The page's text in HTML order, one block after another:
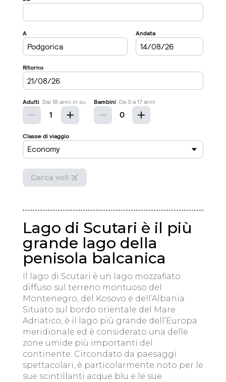
Lago di Scutari è il più
grande lago della
penisola balcanica
Il lago di Scutari è un lago mozzafiato
diffuso sul terreno montuoso del
Montenegro, del Kosovo e dell’Albania.
Situato sul bordo orientale del Mare
Adriatico, è il lago più grande dell’Europa
meridionale ed è considerato una delle
zone umide più importanti del
continente. Circondato da paesaggi
spettacolari, è particolarmente noto per le
sue scintillanti acque blu e le sue